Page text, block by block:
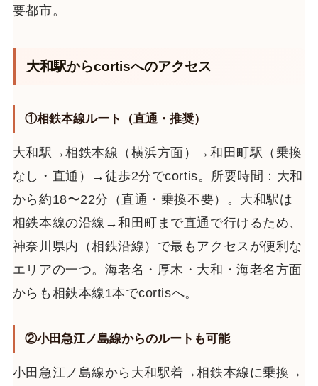
要都市。
大和駅からcortisへのアクセス
①相鉄本線ルート（直通・推奨）
大和駅→相鉄本線（横浜方面）→和田町駅（乗換
なし・直通）→徒歩2分でcortis。所要時間：大和
から約18〜22分（直通・乗換不要）。大和駅は
相鉄本線の沿線→和田町まで直通で行けるため、
神奈川県内（相鉄沿線）で最もアクセスが便利な
エリアの一つ。海老名・厚木・大和・海老名方面
からも相鉄本線1本でcortisへ。
②小田急江ノ島線からのルートも可能
小田急江ノ島線から大和駅着→相鉄本線に乗換→